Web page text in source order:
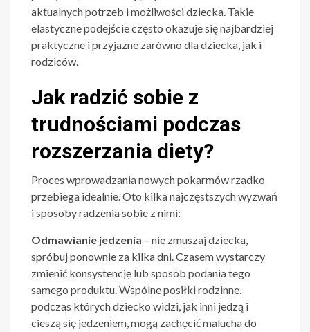
aktualnych potrzeb i możliwości dziecka. Takie
elastyczne podejście często okazuje się najbardziej
praktyczne i przyjazne zarówno dla dziecka, jak i
rodziców.
Jak radzić sobie z
trudnościami podczas
rozszerzania diety?
Proces wprowadzania nowych pokarmów rzadko
przebiega idealnie. Oto kilka najczęstszych wyzwań
i sposoby radzenia sobie z nimi:
Odmawianie jedzenia – nie zmuszaj dziecka,
spróbuj ponownie za kilka dni. Czasem wystarczy
zmienić konsystencję lub sposób podania tego
samego produktu. Wspólne posiłki rodzinne,
podczas których dziecko widzi, jak inni jedzą i
cieszą się jedzeniem, mogą zachęcić malucha do